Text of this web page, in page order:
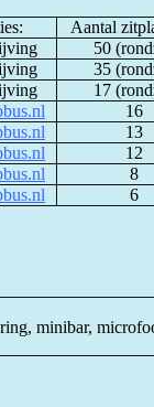
Aantal
50
35
17
16
13
12
8
6
minibar,